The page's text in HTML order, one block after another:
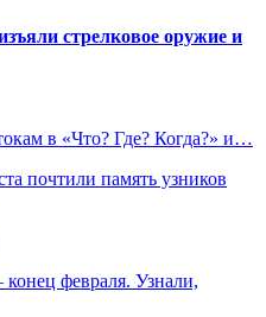
стрелковое оружие и
в «Что? Где? Когда?» и…
почтили память узников
февраля. Узнали,